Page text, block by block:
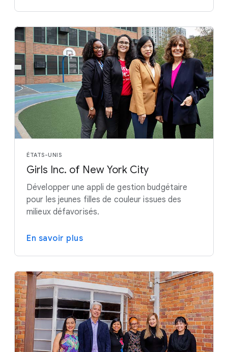
ÉTATS-UNIS
Girls Inc. of New York City
Développer une appli de gestion budgétaire
pour les jeunes filles de couleur issues des
milieux défavorisés.
En savoir plus